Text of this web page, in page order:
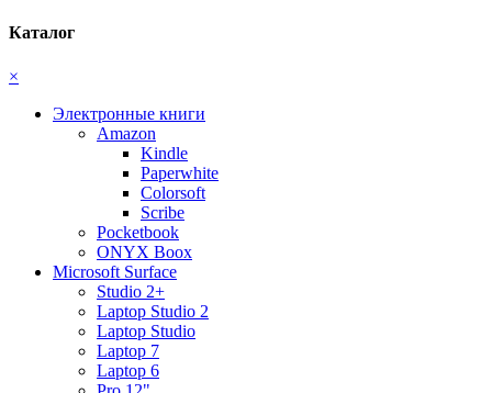
Каталог
×
Электронные книги
Amazon
Kindle
Paperwhite
Colorsoft
Scribe
Pocketbook
ONYX Boox
Microsoft Surface
Studio 2+
Laptop Studio 2
Laptop Studio
Laptop 7
Laptop 6